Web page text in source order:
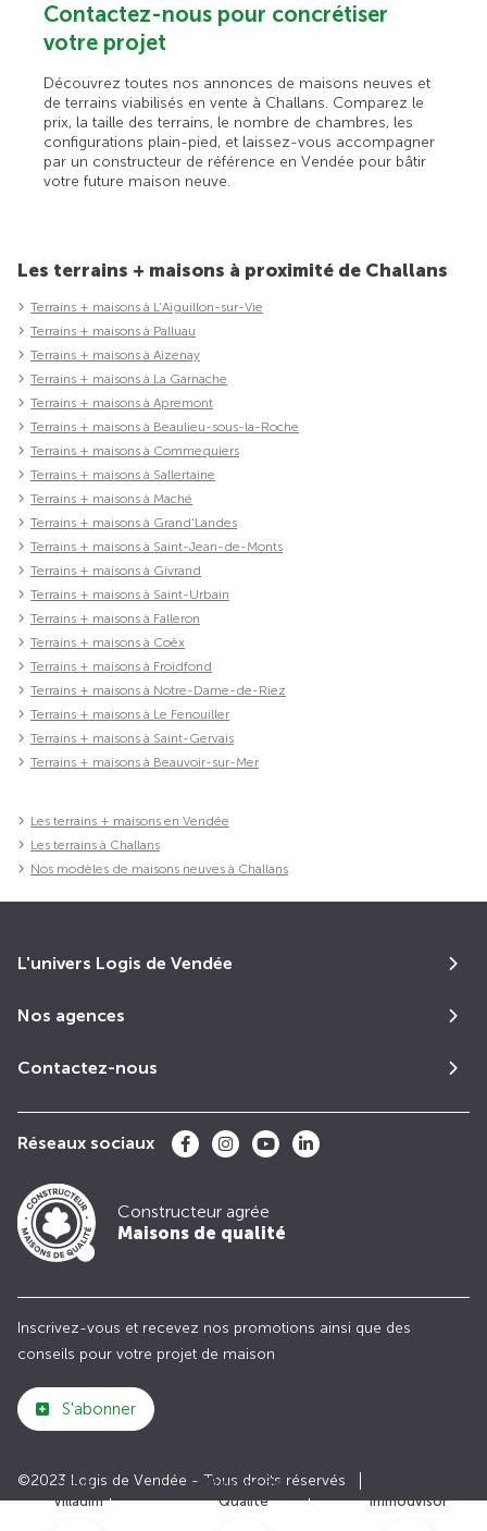
Club
Villadim
Maisons de
Qualité
Immodvisor
Contactez-nous pour concrétiser
votre projet
Découvrez toutes nos annonces de maisons neuves et
de terrains viabilisés en vente à Challans. Comparez le
prix, la taille des terrains, le nombre de chambres, les
configurations plain-pied, et laissez-vous accompagner
par un constructeur de référence en Vendée pour bâtir
votre future maison neuve.
Les terrains + maisons à proximité de Challans
Terrains + maisons à L'Aiguillon-sur-Vie
Terrains + maisons à Palluau
Terrains + maisons à Aizenay
Terrains + maisons à La Garnache
Terrains + maisons à Apremont
Terrains + maisons à Beaulieu-sous-la-Roche
Terrains + maisons à Commequiers
Terrains + maisons à Sallertaine
Terrains + maisons à Maché
Terrains + maisons à Grand'Landes
Terrains + maisons à Saint-Jean-de-Monts
Terrains + maisons à Givrand
Terrains + maisons à Saint-Urbain
Terrains + maisons à Falleron
Terrains + maisons à Coëx
Terrains + maisons à Froidfond
Terrains + maisons à Notre-Dame-de-Riez
Terrains + maisons à Le Fenouiller
Terrains + maisons à Saint-Gervais
Terrains + maisons à Beauvoir-sur-Mer
Les terrains + maisons en Vendée
Les terrains à Challans
Nos modèles de maisons neuves à Challans
L'univers Logis de Vendée
Nos agences
Contactez-nous
Réseaux sociaux
Constructeur agrée
Maisons de qualité
Inscrivez-vous et recevez nos promotions ainsi que des
conseils pour votre projet de maison
S'abonner
©2023 Logis de Vendée - Tous droits réservés
Plan du site
Paramètres des cookies